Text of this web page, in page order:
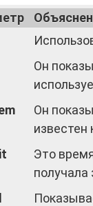
Он
Он
известен
Это
получала